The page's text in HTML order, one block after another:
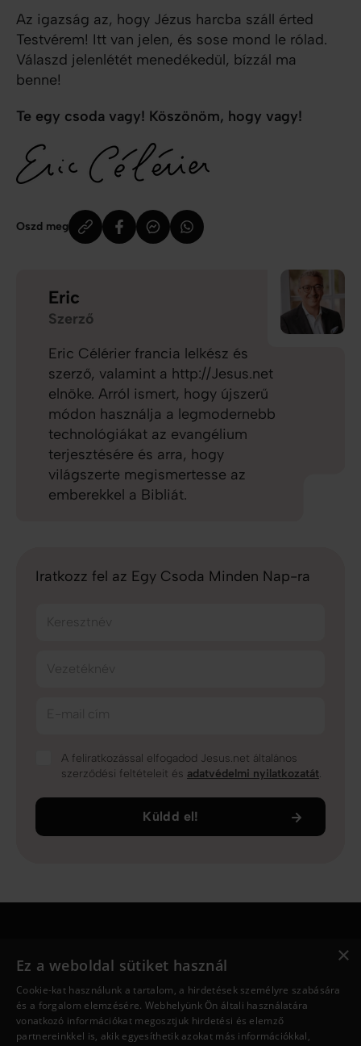
Az igazság az, hogy Jézus harcba száll érted
Testvérem! Itt van jelen, és sose mond le rólad.
Válaszd jelenlétét menedékedül, bízzál ma
benne!
Te egy csoda vagy! Köszönöm, hogy vagy!
Oszd meg
Eric
Szerző
Eric Célérier francia lelkész és
szerző, valamint a http://Jesus.net
elnöke. Arról ismert, hogy újszerű
módon használja a legmodernebb
technológiákat az evangélium
terjesztésére és arra, hogy
világszerte megismertesse az
emberekkel a Bibliát.
Iratkozz fel az Egy Csoda Minden Nap-ra
Keresztnév
Vezetéknév
E-mail cím
A feliratkozással elfogadod Jesus.net általános
szerződési feltételeit és adatvédelmi nyilatkozatát.
Küldd el!
Ki Jesus.net?
Jesus.net partnerei
Adakozni
Fedezd fel
×
Ez a weboldal sütiket használ
Cookie-kat használunk a tartalom, a hirdetések személyre szabására
és a forgalom elemzésére. Webhelyünk Ön általi használatára
vonatkozó információkat megosztjuk hirdetési és elemző
partnereinkkel is, akik egyesíthetik azokat más információkkal,